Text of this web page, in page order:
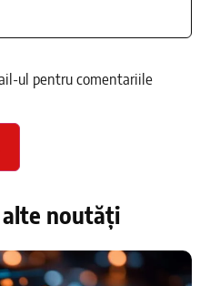
ul pentru comentariile
alte noutăți